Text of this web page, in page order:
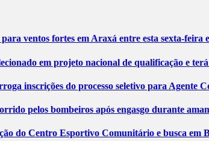
ventos fortes em Araxá entre esta sexta-feira
em projeto nacional de qualificação e
inscrições do processo seletivo para Agente
pelos bombeiros após engasgo durante
do Centro Esportivo Comunitário e busca em